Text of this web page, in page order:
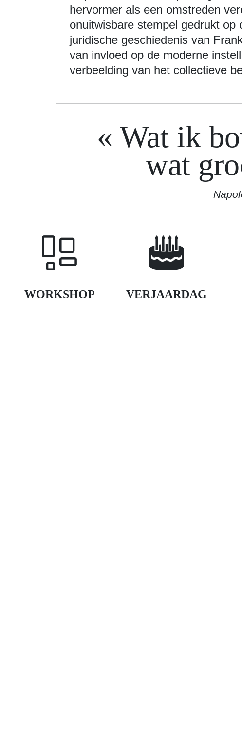
hervormer als een omstreden
onuitwisbare stempel gedrukt op
juridische geschiedenis van
van invloed op de moderne
verbeelding van het collectieve
Wat ik
wat
WORKSHOP VERJAARDAG